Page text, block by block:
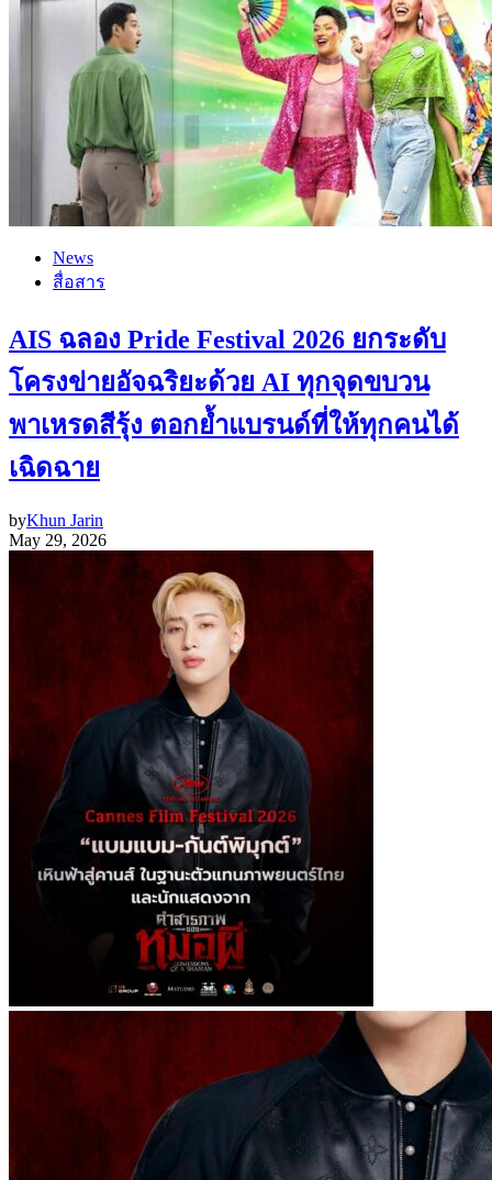
News
สื่อสาร
AIS ฉลอง Pride Festival 2026 ยกระดับ
โครงข่ายอัจฉริยะด้วย AI ทุกจุดขบวน
พาเหรดสีรุ้ง ตอกย้ำแบรนด์ที่ให้ทุกคนได้
เฉิดฉาย
byKhun Jarin
May 29, 2026